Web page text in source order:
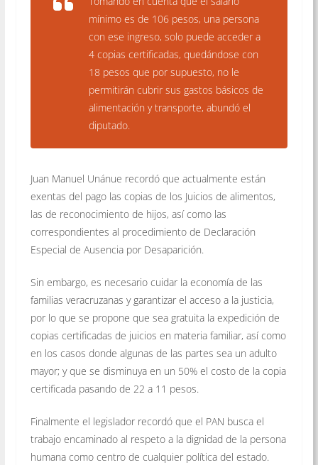
mínimo es de 106 pesos, una persona
con ese ingreso, solo puede acceder a
4 copias certificadas, quedándose con
18 pesos que por supuesto, no le
permitirán cubrir sus gastos básicos de
alimentación y transporte, abundó el
diputado.
Juan Manuel Unánue recordó que actualmente están
exentas del pago las copias de los Juicios de alimentos,
las de reconocimiento de hijos, así como las
correspondientes al procedimiento de Declaración
Especial de Ausencia por Desaparición.
Sin embargo, es necesario cuidar la economía de las
familias veracruzanas y garantizar el acceso a la justicia,
por lo que se propone que sea gratuita la expedición de
copias certificadas de juicios en materia familiar, así como
en los casos donde algunas de las partes sea un adulto
mayor; y que se disminuya en un 50% el costo de la copia
certificada pasando de 22 a 11 pesos.
Finalmente el legislador recordó que el PAN busca el
trabajo encaminado al respeto a la dignidad de la persona
humana como centro de cualquier política del estado.